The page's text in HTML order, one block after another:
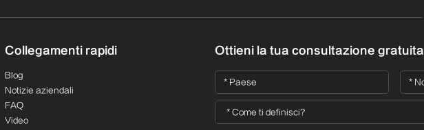
Collegamenti rapidi
Blog
Notizie aziendali
FAQ
Video
Ottieni la tua consultazione gratuita